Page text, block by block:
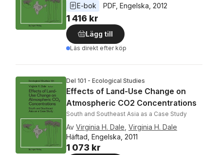
E-bok
PDF Engelska 2012
1 416 kr
Lägg till
Läs direkt efter köp
Del 101 - Ecological Studies
Effects of Land-Use Change on
Atmospheric CO2 Concentrations
South and Southeast Asia as a Case Study
Av Virginia H. Dale Virginia H. Dale
Häftad, Engelska, 2011
1 073 kr